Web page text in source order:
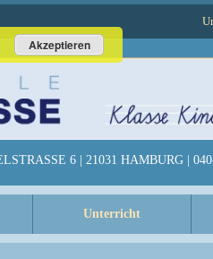
6 | 21031 HAMBURG |
Unterricht
Akzeptieren